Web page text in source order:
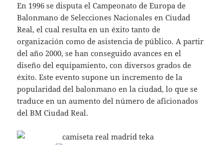
En 1996 se disputa el Campeonato de Europa de
Balonmano de Selecciones Nacionales en Ciudad
Real, el cual resulta en un éxito tanto de
organización como de asistencia de público. A partir
del año 2000, se han conseguido avances en el
diseño del equipamiento, con diversos grados de
éxito. Este evento supone un incremento de la
popularidad del balonmano en la ciudad, lo que se
traduce en un aumento del número de aficionados
del BM Ciudad Real.